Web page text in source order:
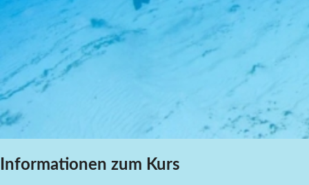
Informationen zum Kurs